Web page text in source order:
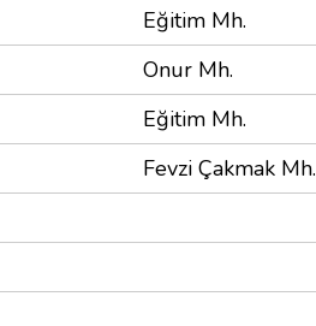
Eğitim Mh.
Onur Mh.
Eğitim Mh.
Fevzi Çakmak Mh.